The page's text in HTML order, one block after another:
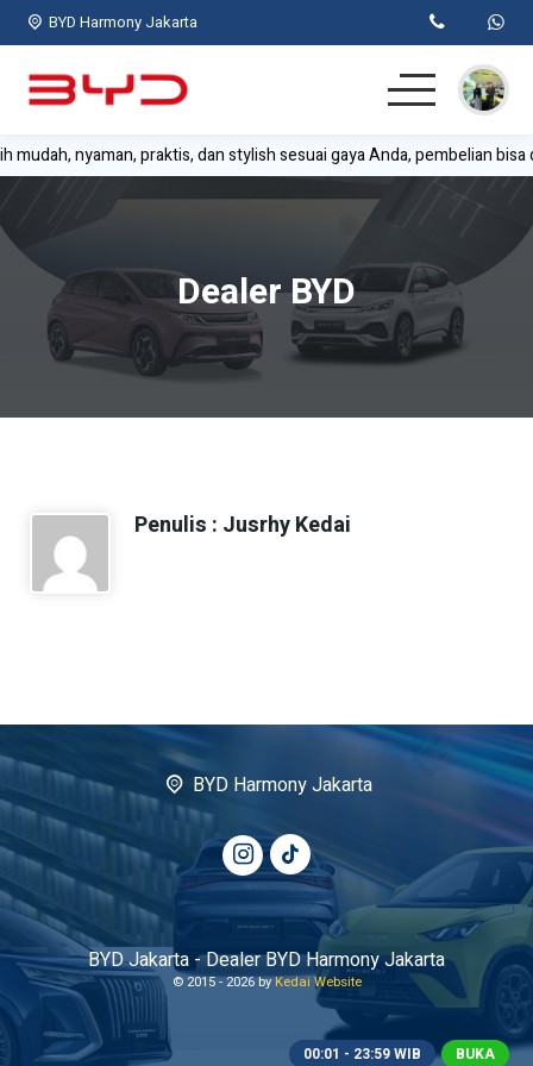
BYD Harmony Jakarta
00:01 - 23:59 WIB BUKA
Home
Test Drive
Simulasi Kredit
mudah, nyaman, praktis, dan stylish sesuai gaya Anda, pembelian
Dealer BYD
Penulis : Jusrhy Kedai
BYD Harmony Jakarta
BYD Jakarta - Dealer BYD Harmony Jakarta
© 2015 -2026 byKedai Website